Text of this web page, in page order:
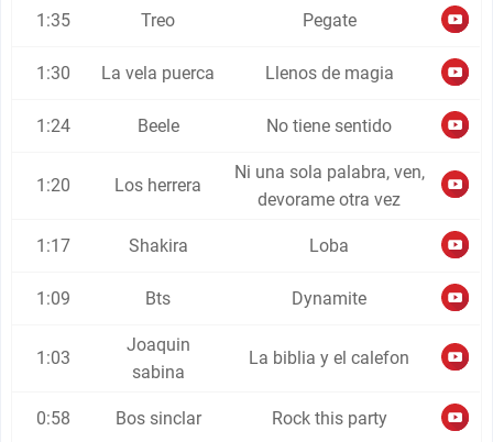
1:35 Treo Pegate
1:30 La vela puerca Llenos de magia
1:24 Beele No tiene sentido
1:20 Los herrera
Ni una sola palabra, ven,
devorame otra vez
1:17 Shakira Loba
1:09 Bts Dynamite
1:03
Joaquin
sabina
La biblia y el calefon
0:58 Bos sinclar Rock this party